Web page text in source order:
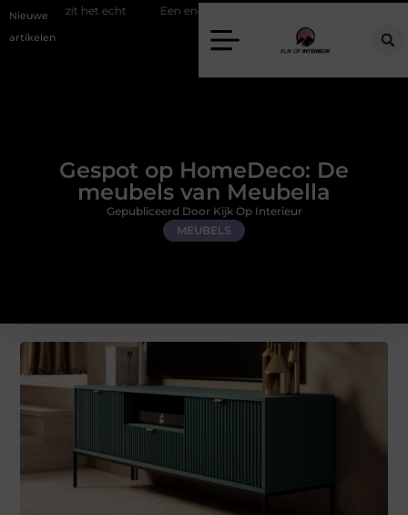
Nieuwe
artikelen
Een energiezuinige hanglamp kopen in Gelderland
Gespot op HomeDeco: De
meubels van Meubella
MEUBELS
Gepubliceerd Door Kijk Op Interieur